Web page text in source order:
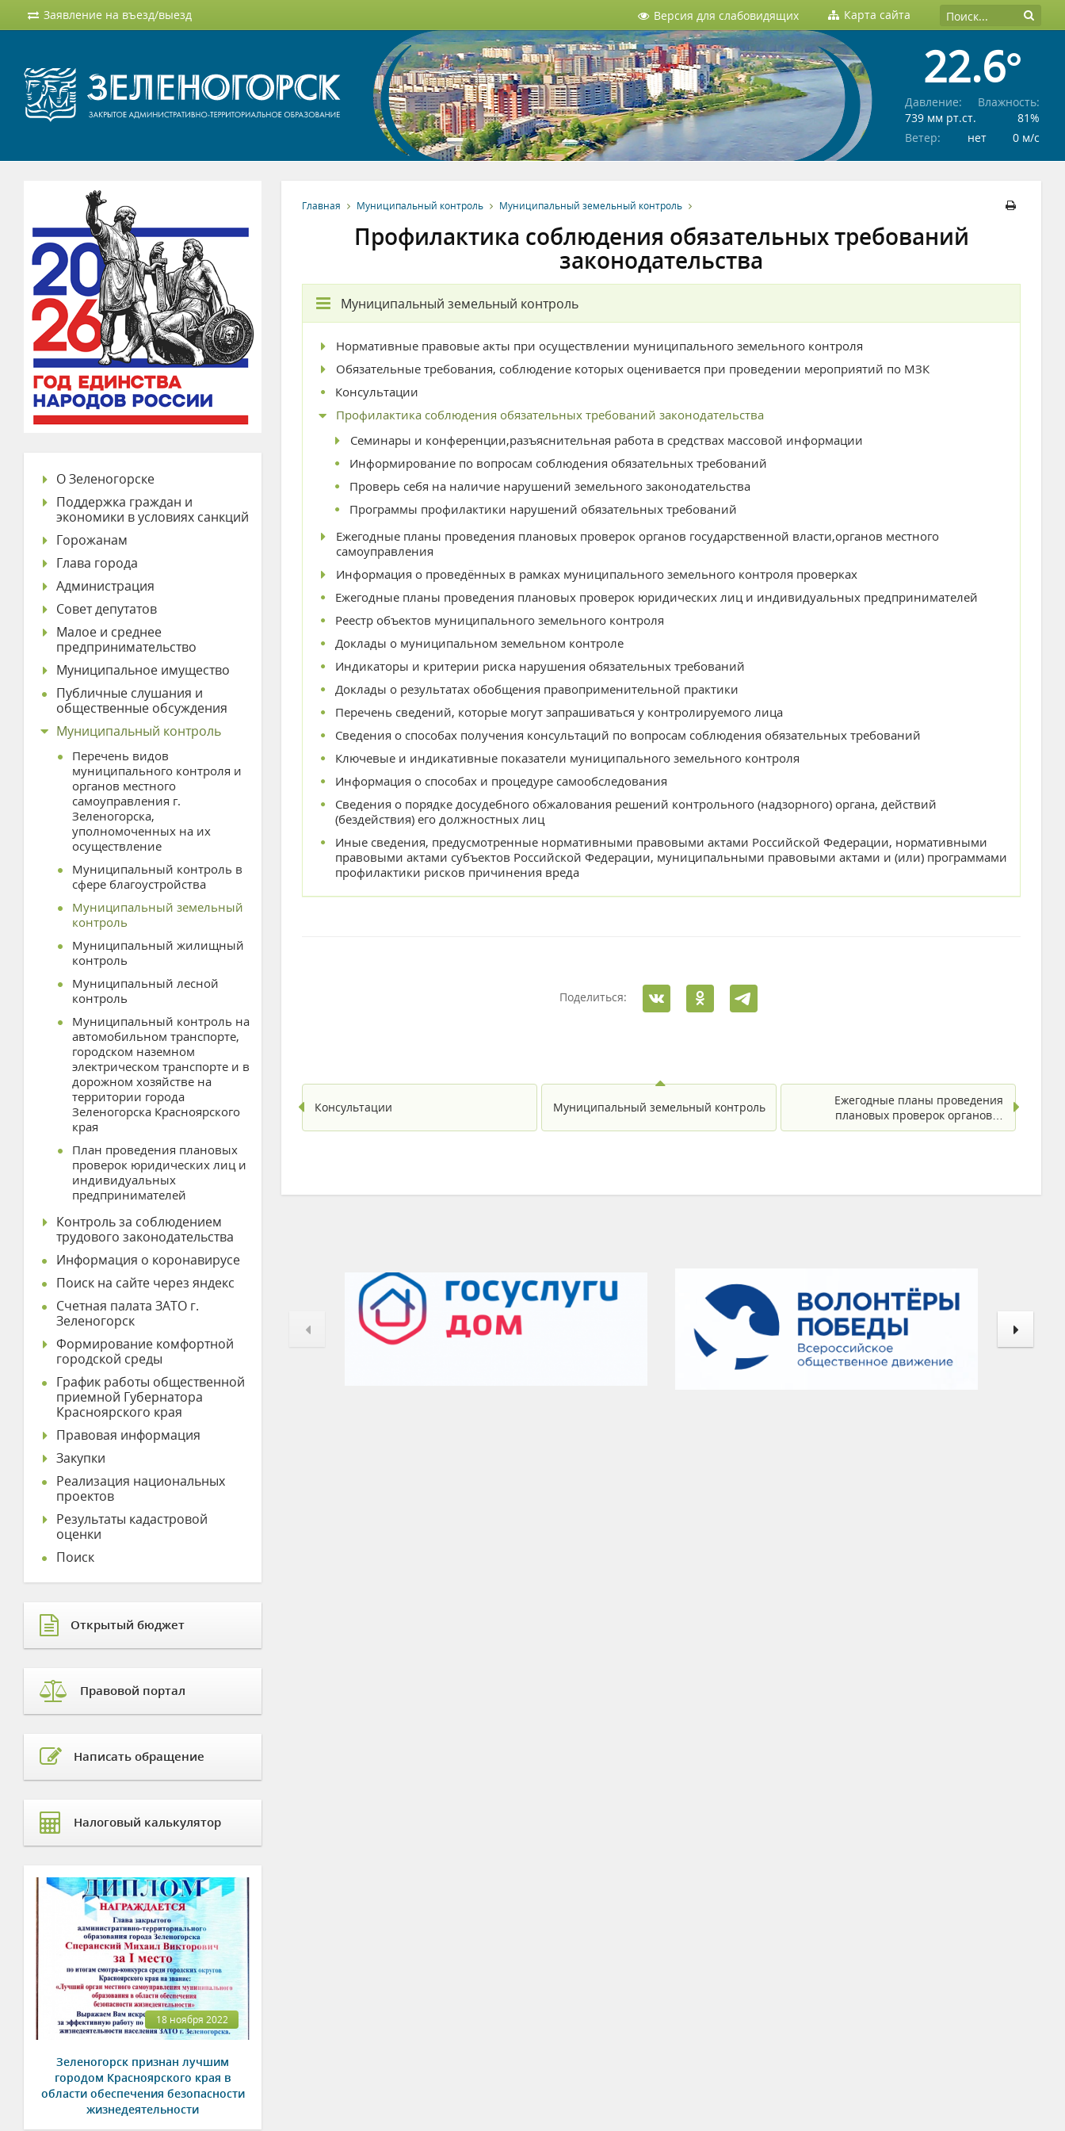
Заявление на въезд/выезд Версия для слабовидящих Карта сайта
22.6°
Давление:
739 мм рт.ст.
Влажность:
81%
Ветер:
нет 0 м/c
Главная Муниципальный контроль Муниципальный земельный контроль
Профилактика соблюдения обязательных требований
законодательства
Муниципальный земельный контроль
Нормативные правовые акты при осуществлении муниципального земельного контроля
Обязательные требования, соблюдение которых оценивается при проведении мероприятий по МЗК
Консультации
Профилактика соблюдения обязательных требований законодательства
Семинары и конференции,разъяснительная работа в средствах массовой информации
Информирование по вопросам соблюдения обязательных требований
Проверь себя на наличие нарушений земельного законодательства
Программы профилактики нарушений обязательных требований
Ежегодные планы проведения плановых проверок органов государственной власти,органов местного
самоуправления
Информация о проведённых в рамках муниципального земельного контроля проверках
Ежегодные планы проведения плановых проверок юридических лиц и индивидуальных предпринимателей
Реестр объектов муниципального земельного контроля
Доклады о муниципальном земельном контроле
Индикаторы и критерии риска нарушения обязательных требований
Доклады о результатах обобщения правоприменительной практики
Перечень сведений, которые могут запрашиваться у контролируемого лица
Сведения о способах получения консультаций по вопросам соблюдения обязательных требований
Ключевые и индикативные показатели муниципального земельного контроля
Информация о способах и процедуре самообследования
Сведения о порядке досудебного обжалования решений контрольного (надзорного) органа, действий
(бездействия) его должностных лиц
Иные сведения, предусмотренные нормативными правовыми актами Российской Федерации, нормативными
правовыми актами субъектов Российской Федерации, муниципальными правовыми актами и (или) программами
профилактики рисков причинения вреда
Поделиться:
Консультации Муниципальный земельный контроль
Ежегодные планы проведения
плановых проверок органов…
О Зеленогорске
Поддержка граждан и
экономики в условиях санкций
Горожанам
Глава города
Администрация
Совет депутатов
Малое и среднее
предпринимательство
Муниципальное имущество
Публичные слушания и
общественные обсуждения
Муниципальный контроль
Перечень видов
муниципального контроля и
органов местного
самоуправления г.
Зеленогорска,
уполномоченных на их
осуществление
Муниципальный контроль в
сфере благоустройства
Муниципальный земельный
контроль
Муниципальный жилищный
контроль
Муниципальный лесной
контроль
Муниципальный контроль на
автомобильном транспорте,
городском наземном
электрическом транспорте и в
дорожном хозяйстве на
территории города
Зеленогорска Красноярского
края
План проведения плановых
проверок юридических лиц и
индивидуальных
предпринимателей
Контроль за соблюдением
трудового законодательства
Информация о коронавирусе
Поиск на сайте через яндекс
Счетная палата ЗАТО г.
Зеленогорск
Формирование комфортной
городской среды
График работы общественной
приемной Губернатора
Красноярского края
Правовая информация
Закупки
Реализация национальных
проектов
Результаты кадастровой
оценки
Поиск
Открытый бюджет
Правовой портал
Написать обращение
Налоговый калькулятор
18 ноября 2022
Зеленогорск признан лучшим
городом Красноярского края в
области обеспечения безопасности
жизнедеятельности